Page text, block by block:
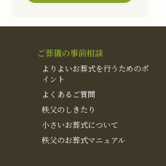
ご葬儀の事前相談
よりよいお葬式を行うためのポ
イント
よくあるご質問
秩父のしきたり
小さいお葬式について
秩父のお葬式マニュアル